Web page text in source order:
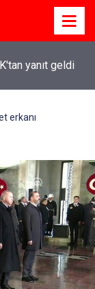
yanıt geldi
erkanı